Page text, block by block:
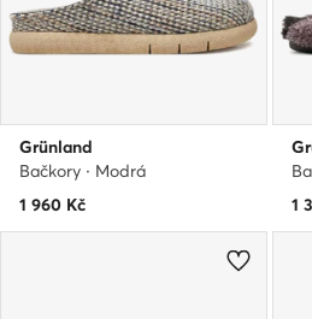
Grünland
Bačkory · Modrá
1 960 Kč
1